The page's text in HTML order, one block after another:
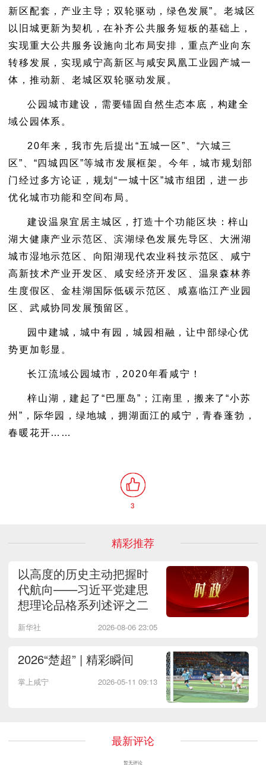
新区配套，产业主导；双轮驱动，绿色发展”。老城区
以旧城更新为契机，在补齐公共服务短板的基础上，
实现重大公共服务设施向北布局安排，重点产业向东
转移发展，实现咸宁高新区与咸安凤凰工业园产城一
体，推动新、老城区双轮驱动发展。
公园城市建设，需要锚固自然生态本底，构建全
域公园体系。
20年来，我市先后提出“五城一区”、“六城三
区”、“四城四区”等城市发展框架。今年，城市规划部
门经过多方论证，规划“一城十区”城市组团，进一步
优化城市功能和空间布局。
建设温泉宜居主城区，打造十个功能区块：梓山
湖大健康产业示范区、滨湖绿色发展先导区、大洲湖
城市湿地示范区、向阳湖现代农业科技示范区、咸宁
高新技术产业开发区、咸安经济开发区、温泉森林养
生度假区、金桂湖国际低碳示范区、咸嘉临江产业园
区、武咸协同发展预留区。
园中建城，城中有园，城园相融，让中部绿心优
势更加彰显。
长江流域公园城市，2020年看咸宁！
梓山湖，建起了“巴厘岛”；江南里，搬来了“小苏
州”，际华园，绿地城，拥湖面江的咸宁，青春蓬勃，
春暖花开……
3
精彩推荐
以高度的历史主动把握时
代航向——习近平党建思
想理论品格系列述评之二
新华社 2026-08-06 23:05
2026“楚超” | 精彩瞬间
掌上咸宁 2026-05-11 09:13
最新评论
暂无评论